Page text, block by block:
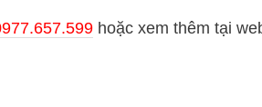
hoặc xem thêm tại